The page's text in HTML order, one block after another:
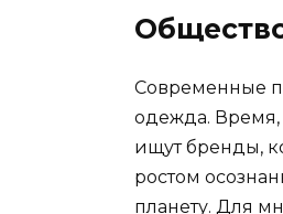
Современные
одежда. Время,
ищут бренды,
ростом
планету. Для